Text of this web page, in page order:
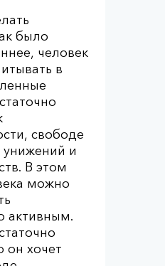
было
человек
в
свободе
унижений и
В этом
можно
активным.
он хочет